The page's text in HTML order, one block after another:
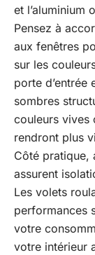
et l’aluminium
Pensez à
aux fenêtres
sur les
porte d’entrée
sombres
couleurs vives
rendront plus
Côté pratique,
assurent
Les volets
performances
votre
votre intérieur